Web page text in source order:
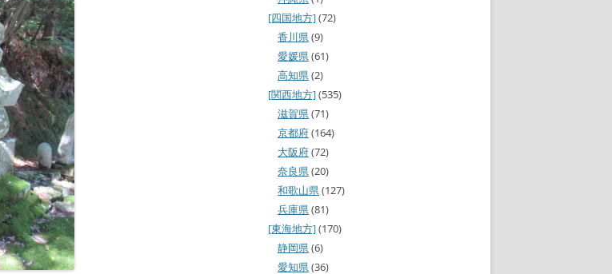
[四国地方](72)
香川県(9)
愛媛県(61)
高知県(2)
[関西地方](535)
滋賀県(71)
京都府(164)
大阪府(72)
奈良県(20)
和歌山県(127)
兵庫県(81)
[東海地方](170)
静岡県(6)
愛知県(36)